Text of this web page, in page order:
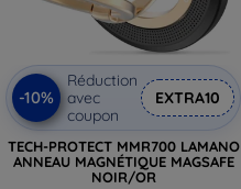
-10%
Réduction
avec
coupon
EXTRA10
TECH-PROTECT MMR700 LAMANO
ANNEAU MAGNÉTIQUE MAGSAFE
NOIR/OR